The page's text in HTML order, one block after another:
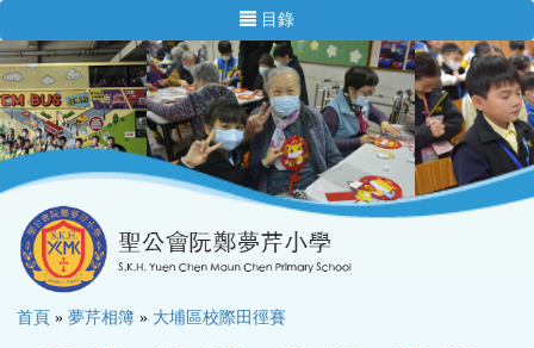
目錄
首頁 » 夢芹相簿 » 大埔區校際田徑賽